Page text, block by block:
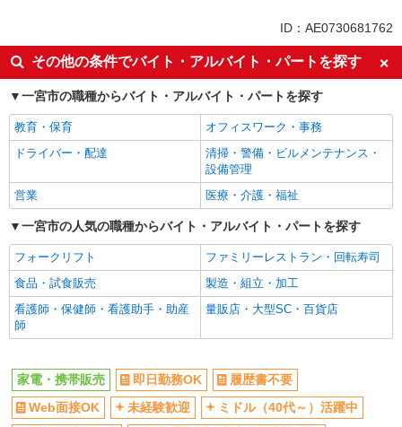
英語が活かせる
ボーナス・賞与あり
日払い
車通勤OK
交通費支給
社会保険あり
社員登用あり
ID：AE0730681762
その他の条件でバイト・アルバイト・パートを探す
一宮市の職種からバイト・アルバイト・パートを探す
教育・保育
オフィスワーク・事務
ドライバー・配達
清掃・警備・ビルメンテナンス・
設備管理
営業
医療・介護・福祉
一宮市の人気の職種からバイト・アルバイト・パートを探す
フォークリフト
ファミリーレストラン・回転寿司
食品・試食販売
製造・組立・加工
看護師・保健師・看護助手・助産
師
量販店・大型SC・百貨店
家電・携帯販売 即日勤務OK
履歴書不要
Web面接OK
未経験歓迎
ミドル（40代～）活躍中